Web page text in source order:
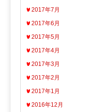
2017年7月
2017年6月
2017年5月
2017年4月
2017年3月
2017年2月
2017年1月
2016年12月